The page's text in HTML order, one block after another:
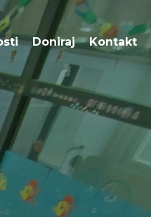
Doniraj
Kontakt
Doniraj Kontakt